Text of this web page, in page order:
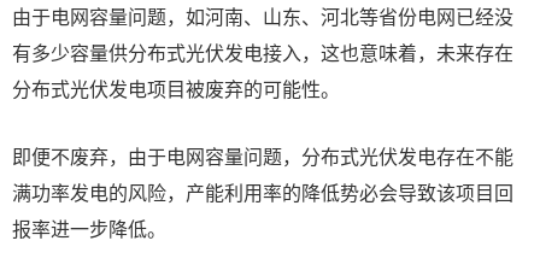
由于电网容量问题，如河南、山东、河北等省份电网已经没
有多少容量供分布式光伏发电接入，这也意味着，未来存在
分布式光伏发电项目被废弃的可能性。
即便不废弃，由于电网容量问题，分布式光伏发电存在不能
满功率发电的风险，产能利用率的降低势必会导致该项目回
报率进一步降低。